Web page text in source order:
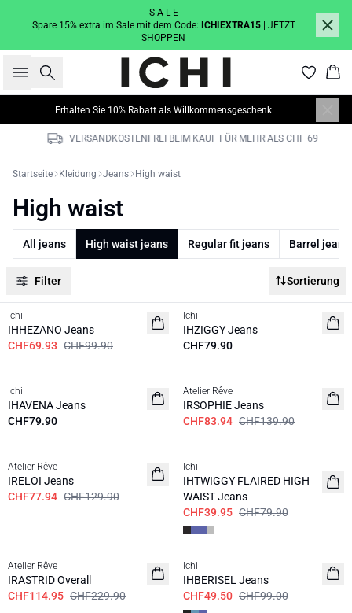
S A L E
Spare 15% extra im Sale mit dem Code: ICHIEXTRA15
| JETZT
SHOPPEN
Suche
Erhalten Sie 10% Rabatt als Willkommensgeschenk
VERSANDKOSTENFREI BEIM KAUF FÜR MEHR ALS CHF 69
Startseite Kleidung Jeans High waist
High waist
All jeans High waist jeans Regular fit jeans Barrel jeans
Filter Sortierung
SALE | 30%
Ichi
IHHEZANO Jeans
CHF69.93 CHF99.90
Ichi
IHZIGGY Jeans
CHF79.90
Ichi
IHAVENA Jeans
CHF79.90
Atelier Rêve
IRSOPHIE Jeans
CHF83.94 CHF139.90
Atelier Rêve
IRELOI Jeans
CHF77.94 CHF129.90
Ichi
IHTWIGGY FLAIRED HIGH
WAIST Jeans
CHF39.95 CHF79.90
Atelier Rêve
IRASTRID Overall
CHF114.95 CHF229.90
SALE | 50%
Ichi
IHBERISEL Jeans
CHF49.50 CHF99.00